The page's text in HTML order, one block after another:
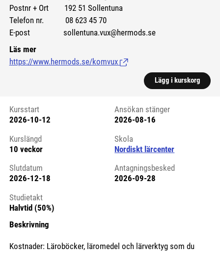
Postnr + Ort 192 51 Sollentuna
Telefon nr. 08 623 45 70
E-post sollentuna.vux@hermods.se
Läs mer
https://www.hermods.se/komvux (Länk till extern sida.)
Lägg i kurskorg
Kursstart 6249909
Kursstart
2026-10-12
Ansökan stänger
2026-08-16
Kurslängd
10 veckor
Skola
Nordiskt lärcenter
Slutdatum
2026-12-18
Antagningsbesked
2026-09-28
Studietakt
Halvtid (50%)
Beskrivning
Kostnader: Läroböcker, läromedel och lärverktyg som du